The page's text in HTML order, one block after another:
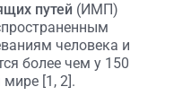
путей (ИМП)
человека и
более чем у 150
[1, 2].